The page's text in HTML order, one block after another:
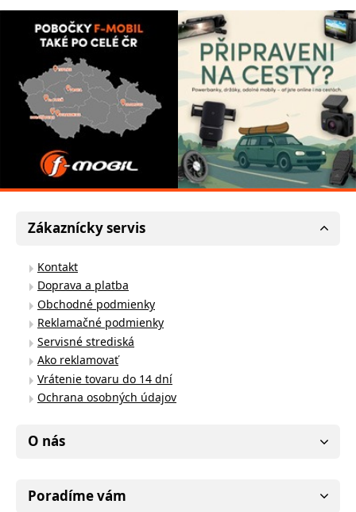
Zákaznícky servis
Kontakt
Doprava a platba
Obchodné podmienky
Reklamačné podmienky
Servisné strediská
Ako reklamovať
Vrátenie tovaru do 14 dní
Ochrana osobných údajov
O nás
Poradíme vám